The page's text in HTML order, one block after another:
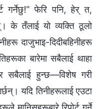
गर्नेछु!” फेरि पनि, हेर् त,
के तँलाई यो व्यक्ति ठूलो
दाजुभाइ-दिदीबहिनीहरू
बारेमा सबैलाई थाहा
सबैलाई हुन्छ—विशेष गरी
यदि तिनीहरूलाई एउटा